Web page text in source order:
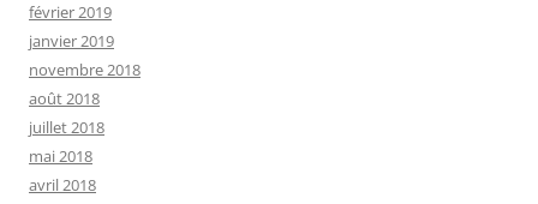
février 2019
janvier 2019
novembre 2018
août 2018
juillet 2018
mai 2018
avril 2018